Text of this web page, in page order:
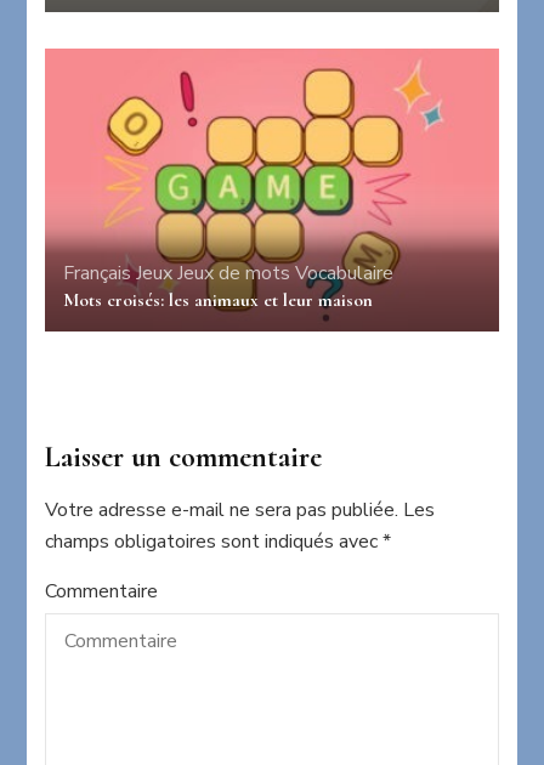
FrançaisJeux Jeux de mots Vocabulaire
Mots croisés: les animaux et leur maison
Laisser un commentaire
Votre adresse e-mail ne sera pas publiée. Les
champs obligatoires sont indiqués avec*
Commentaire